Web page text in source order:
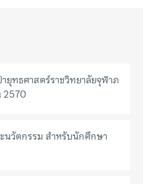
ยุทธศาสตร์ราชวิทยาลัยจุฬาภ
2570
วัตกรรม สำหรับนักศึกษา